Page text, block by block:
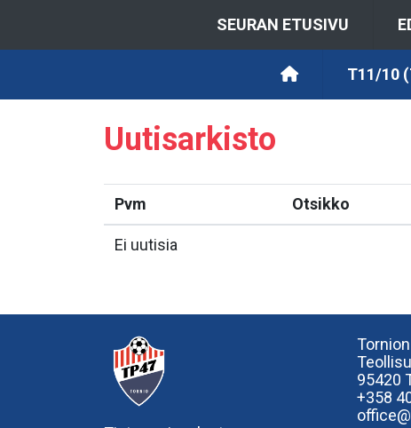
SEURAN ETUSIVU
T11/10
Uutisarkisto
Pvm Otsikko
Ei uutisia
95420
+358